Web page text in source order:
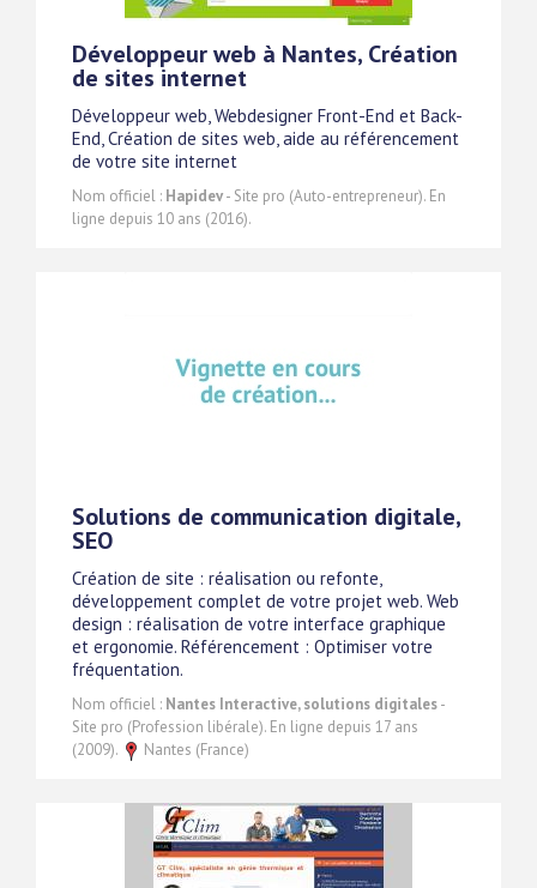
Développeur web à Nantes, Création
de sites internet
Développeur web, Webdesigner Front-End et Back-
End, Création de sites web, aide au référencement
de votre site internet
Nom officiel : Hapidev- Site pro (Auto-entrepreneur). En
ligne depuis 10 ans (2016).
Solutions de communication digitale,
SEO
Création de site : réalisation ou refonte,
développement complet de votre projet web. Web
design : réalisation de votre interface graphique
et ergonomie. Référencement : Optimiser votre
fréquentation.
Nom officiel : Nantes Interactive, solutions digitales-
Site pro (Profession libérale). En ligne depuis 17 ans
(2009).
Nantes (France)